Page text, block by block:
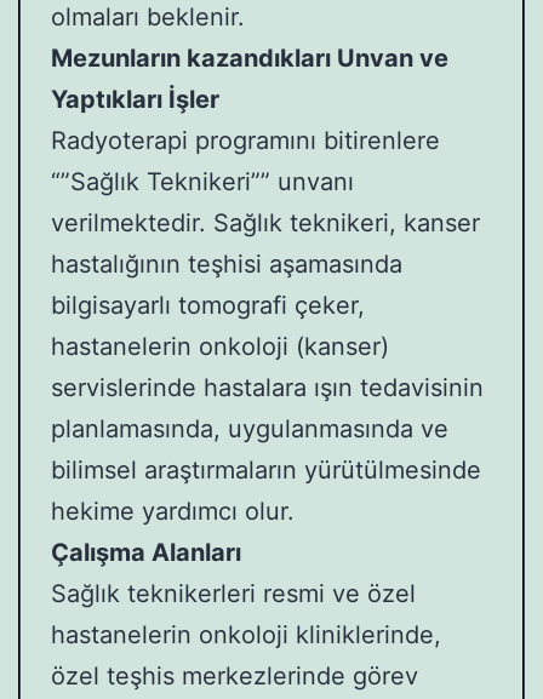
olmaları beklenir.
Mezunların kazandıkları Unvan ve
Yaptıkları İşler
Radyoterapi programını bitirenlere
“”Sağlık Teknikeri”” unvanı
verilmektedir. Sağlık teknikeri, kanser
hastalığının teşhisi aşamasında
bilgisayarlı tomografi çeker,
hastanelerin onkoloji (kanser)
servislerinde hastalara ışın tedavisinin
planlamasında, uygulanmasında ve
bilimsel araştırmaların yürütülmesinde
hekime yardımcı olur.
Çalışma Alanları
Sağlık teknikerleri resmi ve özel
hastanelerin onkoloji kliniklerinde,
özel teşhis merkezlerinde görev